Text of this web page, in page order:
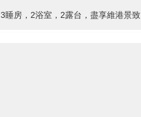
3睡房，2浴室，2露台，盡享維港景致